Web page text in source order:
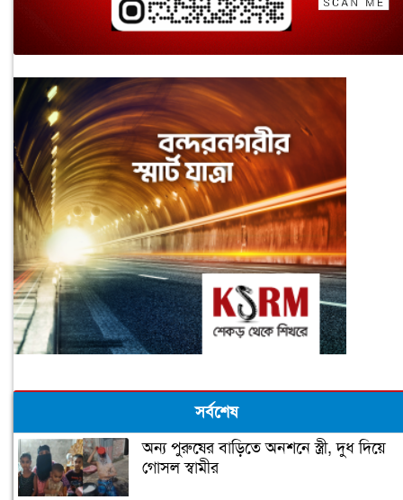
সর্বশেষ
অন্য পুরুষের বাড়িতে অনশনে স্ত্রী, দুধ দিয়ে
গোসল স্বামীর